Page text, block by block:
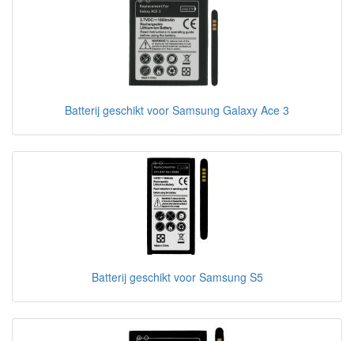
Batterij geschikt voor Samsung Galaxy Ace 3
Batterij geschikt voor Samsung S5